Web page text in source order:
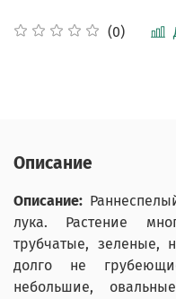
(0)
Описание
Описание:
лука. Растение
трубчатые, зеленые,
долго не
небольшие,